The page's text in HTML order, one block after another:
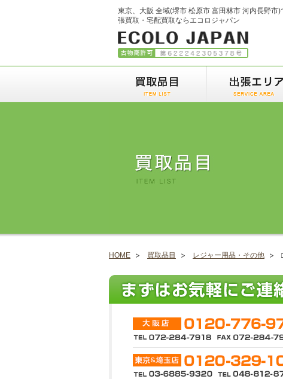
東京、大阪 全域(堺市 松原市 富田林市 河内長野市)
張買取・宅配買取ならエコロジャパン
HOME 買取品目 レジャー用品・その他